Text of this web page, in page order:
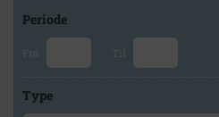
Periode
Fra Til
Type